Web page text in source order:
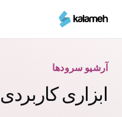
محتوای
آرشیو سرودها
ابزاری